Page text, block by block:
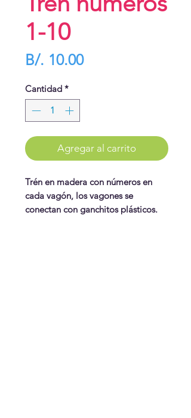
1-10
B/. 10.00Precio
Cantidad *
Agregar al carrito
Trén en madera con números en
cada vagón, los vagones se
conectan con ganchitos plásticos.